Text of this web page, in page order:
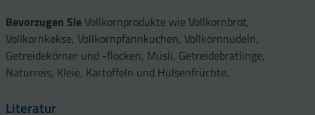
Bevorzugen SieVollkornprodukte wie Vollkornbrot,
Vollkornkekse, Vollkornpfannkuchen, Vollkornnudeln,
Getreidekörner und -flocken, Müsli, Getreidebratlinge,
Naturreis, Kleie, Kartoffeln und Hülsenfrüchte.
Literatur